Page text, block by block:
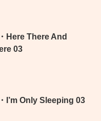
Here There And
03
I’m Only Sleeping 03